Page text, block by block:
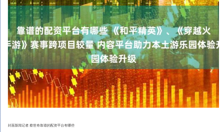
封面新闻记者 蔡世奇靠谱的配资平台有哪些